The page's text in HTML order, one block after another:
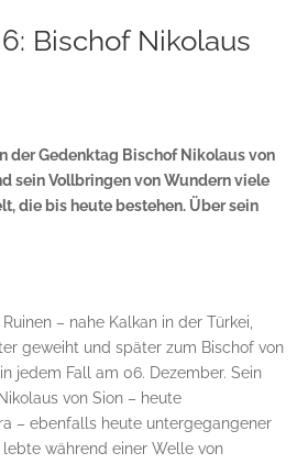
Bischof Nikolaus
der Gedenktag Bischof Nikolaus von
sein Vollbringen von Wundern viele
die bis heute bestehen. Über sein
– nahe Kalkan in der Türkei,
geweiht und später zum Bischof von
jedem Fall am 06. Dezember. Sein
von Sion – heute
– ebenfalls heute untergegangener
während einer Welle von